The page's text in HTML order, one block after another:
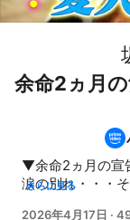
余命2ヵ月
▼余命2ヵ月の宣
涙の別れ・・・
さらに見る
2026年4月17日 ·